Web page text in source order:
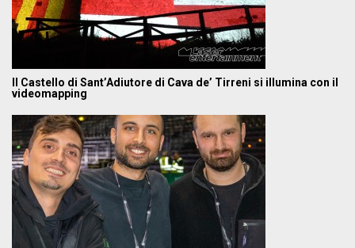
Il Castello di Sant’Adiutore di Cava de’ Tirreni si illumina con il
videomapping